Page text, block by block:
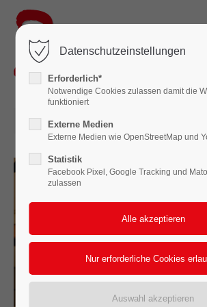
Login
Benutzername
Passwort
Lorem ipsum dolor sit amet:
26.06.2025 19:00
Datenschutzeinstellungen
Erforderlich*
Notwendige Cookies zulassen damit die
funktioniert
Externe Medien
Externe Medien wie OpenStreetMap und
Statistik
Facebook Pixel, Google Tracking und
zulassen